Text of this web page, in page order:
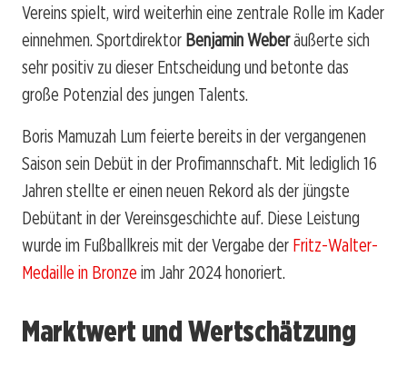
Vereins spielt, wird weiterhin eine zentrale Rolle im Kader
einnehmen. Sportdirektor Benjamin Weberäußerte sich
sehr positiv zu dieser Entscheidung und betonte das
große Potenzial des jungen Talents.
Boris Mamuzah Lum feierte bereits in der vergangenen
Saison sein Debüt in der Profimannschaft. Mit lediglich 16
Jahren stellte er einen neuen Rekord als der jüngste
Debütant in der Vereinsgeschichte auf. Diese Leistung
wurde im Fußballkreis mit der Vergabe der Fritz-Walter-
Medaille in Bronze im Jahr 2024 honoriert.
Marktwert und Wertschätzung